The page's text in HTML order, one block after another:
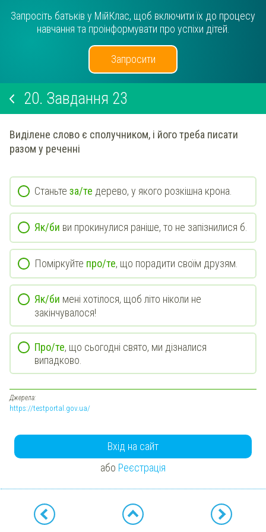
Запросіть батьків у МійКлас, щоб включити їх до процесу
навчання та проінформувати про успіхи дітей.
Запросити
20. Завдання 23
Виділене слово є сполучником, і його треба писати
разом у реченні
Станьте за/те дерево, у якого розкішна крона.
Як/би ви прокинулися раніше, то не запізнилися б.
Поміркуйте про/те, що порадити своїм друзям.
Як/би мені хотілося, щоб літо ніколи не
закінчувалося!
Про/те, що сьогодні свято, ми дізналися
випадково.
Джерела:
https://testportal.gov.ua/
Вхід на сайт
або Реєстрація